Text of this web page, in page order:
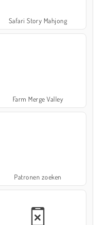
Safari Story Mahjong
Farm Merge Valley
Patronen zoeken